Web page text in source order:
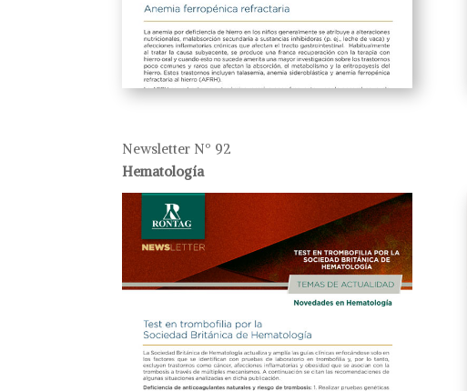
Newsletter Nº 92
Hematología